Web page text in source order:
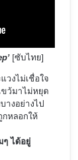
[ซับไทย]
วงไม่เชื่อใจ
ว้มาไม่หยุด
างอย่างไป
กหลอกให้
ๆ ได้อยู่